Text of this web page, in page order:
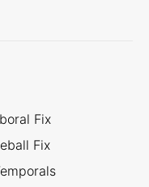
Fix
Fix